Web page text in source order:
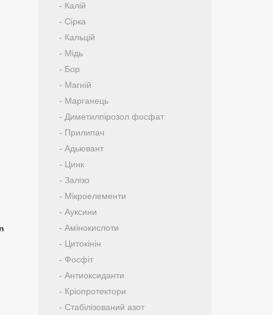
- Калій
- Сірка
- Кальцій
- Мідь
- Бор
- Магній
- Марганець
- Диметилпірозол фосфат
- Прилипач
- Адьювант
- Цинк
- Залізо
- Мікроелементи
- Ауксини
- Амінокислоти
- Цитокінін
- Фосфіт
- Антиоксиданти
- Кріопротектори
- Стабілізований азот